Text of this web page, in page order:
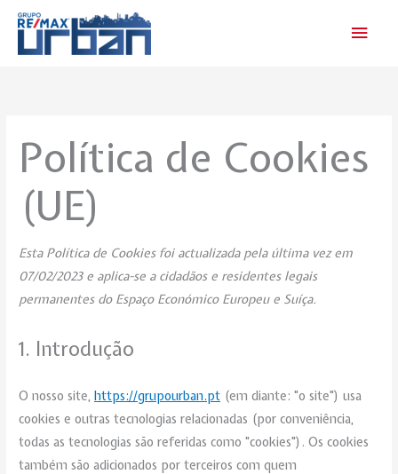
Skip
content
Política de Cookies
(UE)
Esta Política de Cookies foi actualizada pela última vez em
07/02/2023 e aplica-se a cidadãos e residentes legais
permanentes do Espaço Económico Europeu e Suíça.
1. Introdução
O nosso site,https://grupourban.pt (em diante: "o site") usa
cookies e outras tecnologias relacionadas (por conveniência,
todas as tecnologias são referidas como "cookies"). Os cookies
também são adicionados por terceiros com quem
wordpress
google-
fonts
google-
maps
youtube
facebook
diversos